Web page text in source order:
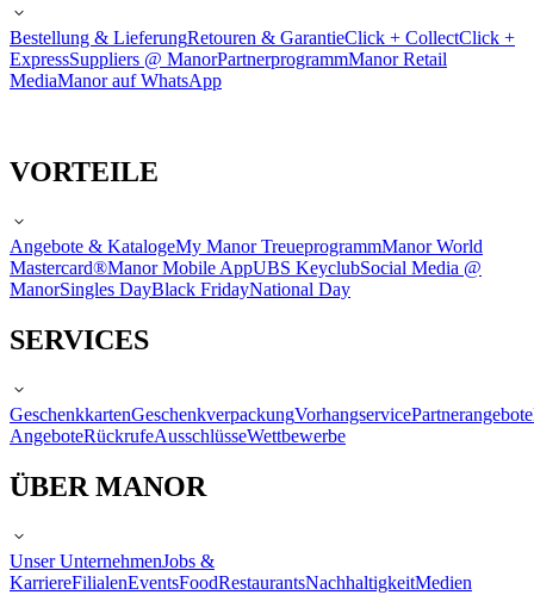
Bestellung & LieferungRetouren & GarantieClick + CollectClick +
ExpressSuppliers @ ManorPartnerprogrammManor Retail
MediaManor auf WhatsApp
VORTEILE
Angebote & KatalogeMy Manor TreueprogrammManor World
Mastercard®Manor Mobile AppUBS KeyclubSocial Media @
ManorSingles DayBlack FridayNational Day
SERVICES
GeschenkkartenGeschenkverpackungVorhangservicePartnerangebote
AngeboteRückrufeAusschlüsseWettbewerbe
ÜBER MANOR
Unser UnternehmenJobs &
KarriereFilialenEventsFoodRestaurantsNachhaltigkeitMedien